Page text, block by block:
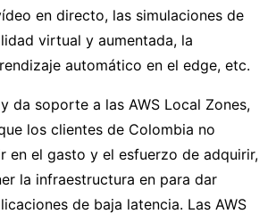
en directo, las simulaciones de
virtual y aumentada, la
automático en el edge, etc.
da soporte a las AWS Local Zones,
los clientes de Colombia no
en el gasto y el esfuerzo de adquirir,
la infraestructura en para dar
de baja latencia. Las AWS